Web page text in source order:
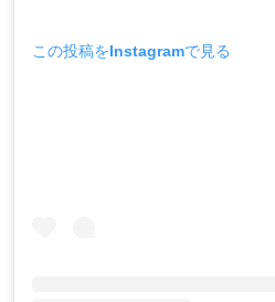
この投稿をInstagramで見る